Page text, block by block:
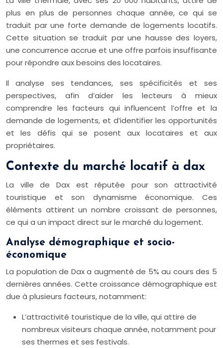
plus en plus de personnes chaque année, ce qui se
traduit par une forte demande de logements locatifs.
Cette situation se traduit par une hausse des loyers,
une concurrence accrue et une offre parfois insuffisante
pour répondre aux besoins des locataires.
Il analyse ses tendances, ses spécificités et ses
perspectives, afin d’aider les lecteurs à mieux
comprendre les facteurs qui influencent l’offre et la
demande de logements, et d’identifier les opportunités
et les défis qui se posent aux locataires et aux
propriétaires.
Contexte du marché locatif à dax
La ville de Dax est réputée pour son attractivité
touristique et son dynamisme économique. Ces
éléments attirent un nombre croissant de personnes,
ce qui a un impact direct sur le marché du logement.
Analyse démographique et socio-
économique
La population de Dax a augmenté de 5% au cours des 5
dernières années. Cette croissance démographique est
due à plusieurs facteurs, notamment:
L’attractivité touristique de la ville, qui attire de
nombreux visiteurs chaque année, notamment pour
ses thermes et ses festivals.